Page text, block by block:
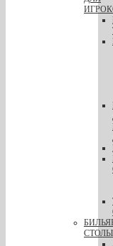
СТОЛЫ